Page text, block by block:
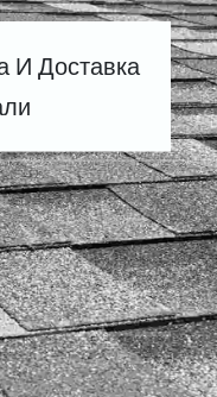
И Доставка